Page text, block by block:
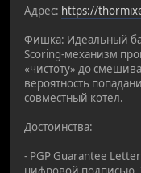
Адрес: https://
Фишка: Идеальный
Scoring-механизм
«чистоту» до
вероятность
совместный котел.
Достоинства:
- PGP Guarantee